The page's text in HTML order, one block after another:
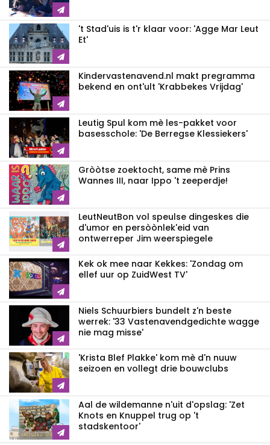
't Stad'uis is t'r klaar voor: 'Agge Mar Leut
Et'
Kindervastenavend.nl makt pregramma
bekend en ont'ult 'Krabbekes Vrijdag'
Leutig Spul kom mè les-pakket voor
basesschole: 'De Berregse Klessiekers'
Gròòtse zoektocht, same mè Prins
Wannes III, naar Ippo 't zeeperdje!
LeutNeutBon vol speulse dingeskes die
d'umor en persòònlek'eid van
ontwerreper Jim weerspiegele
Kek ok mee naar Kekkes: 'Zondag om
ellef uur op ZuidWest TV'
Niels Schuurbiers bundelt z'n beste
werrek: '33 Vastenavendgedichte wagge
nie mag misse'
'Krista Blef Plakke' kom mè d'n nuuw
seizoen en vollegt drie bouwclubs
Aal de wildemanne n'uit d'opslag: 'Zet
Knots en Knuppel trug op 't
stadskentoor'